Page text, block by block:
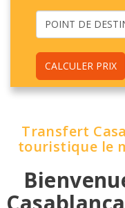
CALCULER PRIX
Transfert
touristique le